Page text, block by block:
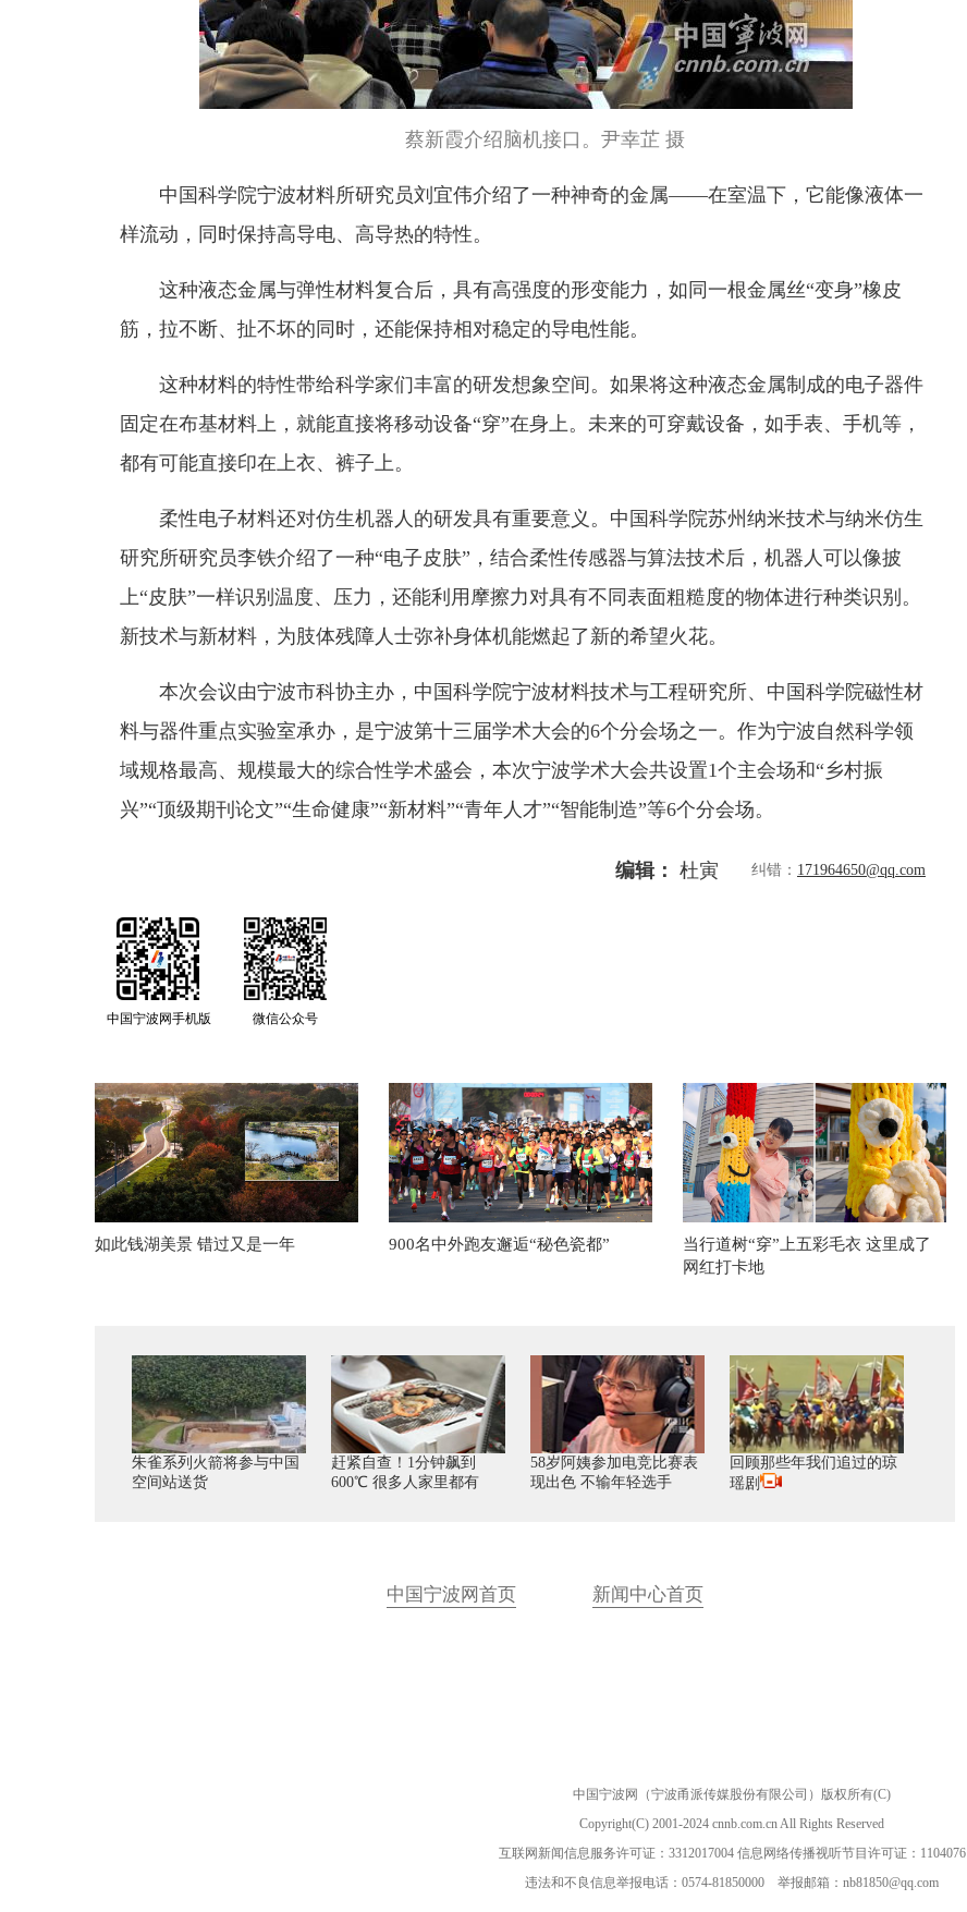
蔡新霞介绍脑机接口。尹幸芷 摄
中国科学院宁波材料所研究员刘宜伟介绍了一种神奇的金属——在室温下，它能像液体一
样流动，同时保持高导电、高导热的特性。
这种液态金属与弹性材料复合后，具有高强度的形变能力，如同一根金属丝“变身”橡皮
筋，拉不断、扯不坏的同时，还能保持相对稳定的导电性能。
这种材料的特性带给科学家们丰富的研发想象空间。如果将这种液态金属制成的电子器件
固定在布基材料上，就能直接将移动设备“穿”在身上。未来的可穿戴设备，如手表、手机等，
都有可能直接印在上衣、裤子上。
柔性电子材料还对仿生机器人的研发具有重要意义。中国科学院苏州纳米技术与纳米仿生
研究所研究员李铁介绍了一种“电子皮肤”，结合柔性传感器与算法技术后，机器人可以像披
上“皮肤”一样识别温度、压力，还能利用摩擦力对具有不同表面粗糙度的物体进行种类识别。
新技术与新材料，为肢体残障人士弥补身体机能燃起了新的希望火花。
本次会议由宁波市科协主办，中国科学院宁波材料技术与工程研究所、中国科学院磁性材
料与器件重点实验室承办，是宁波第十三届学术大会的6个分会场之一。作为宁波自然科学领
域规格最高、规模最大的综合性学术盛会，本次宁波学术大会共设置1个主会场和“乡村振
兴”“顶级期刊论文”“生命健康”“新材料”“青年人才”“智能制造”等6个分会场。
编辑： 杜寅 纠错： 171964650@qq.com
中国宁波网手机版 微信公众号
如此钱湖美景 错过又是一年 900名中外跑友邂逅“秘色瓷都”
当行道树“穿”上五彩毛衣 这里成了
网红打卡地
朱雀系列火箭将参与中国
空间站送货
赶紧自查！1分钟飙到
600℃ 很多人家里都有
58岁阿姨参加电竞比赛表
现出色 不输年轻选手
回顾那些年我们追过的琼
瑶剧
中国宁波网首页 新闻中心首页
中国宁波网（宁波甬派传媒股份有限公司）版权所有(C)
Copyright(C) 2001-2024 cnnb.com.cn All Rights Reserved
互联网新闻信息服务许可证：3312017004 信息网络传播视听节目许可证：1104076
违法和不良信息举报电话：0574-81850000 举报邮箱：nb81850@qq.com